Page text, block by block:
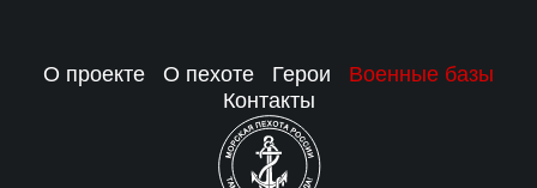
О проекте О пехоте Герои
Военные базы
Контакты